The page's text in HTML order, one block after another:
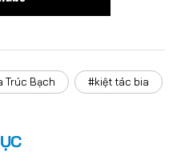
Trúc Bạch #kiệt tác bia